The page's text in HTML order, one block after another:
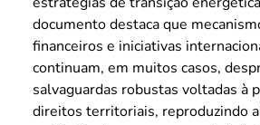
documento destaca que
financeiros e iniciativas
continuam, em muitos casos,
salvaguardas robustas voltadas à
direitos territoriais, reproduzindo